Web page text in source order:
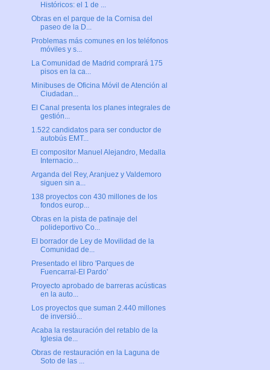
Históricos: el 1 de ...
Obras en el parque de la Cornisa del
paseo de la D...
Problemas más comunes en los teléfonos
móviles y s...
La Comunidad de Madrid comprará 175
pisos en la ca...
Minibuses de Oficina Móvil de Atención al
Ciudadan...
El Canal presenta los planes integrales de
gestión...
1.522 candidatos para ser conductor de
autobús EMT...
El compositor Manuel Alejandro, Medalla
Internacio...
Arganda del Rey, Aranjuez y Valdemoro
siguen sin a...
138 proyectos con 430 millones de los
fondos europ...
Obras en la pista de patinaje del
polideportivo Co...
El borrador de Ley de Movilidad de la
Comunidad de...
Presentado el libro 'Parques de
Fuencarral-El Pardo'
Proyecto aprobado de barreras acústicas
en la auto...
Los proyectos que suman 2.440 millones
de inversió...
Acaba la restauración del retablo de la
Iglesia de...
Obras de restauración en la Laguna de
Soto de las ...